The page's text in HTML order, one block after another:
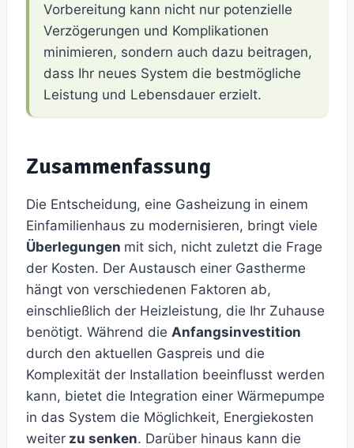
Vorbereitung kann nicht nur potenzielle
Verzögerungen und Komplikationen
minimieren, sondern auch dazu beitragen,
dass Ihr neues System die bestmögliche
Leistung und Lebensdauer erzielt.
Zusammenfassung
Die Entscheidung, eine Gasheizung in einem
Einfamilienhaus zu modernisieren, bringt viele
Überlegungen mit sich, nicht zuletzt die Frage
der Kosten. Der Austausch einer Gastherme
hängt von verschiedenen Faktoren ab,
einschließlich der Heizleistung, die Ihr Zuhause
benötigt. Während die Anfangsinvestition
durch den aktuellen Gaspreis und die
Komplexität der Installation beeinflusst werden
kann, bietet die Integration einer Wärmepumpe
in das System die Möglichkeit, Energiekosten
weiter zu senken. Darüber hinaus kann die